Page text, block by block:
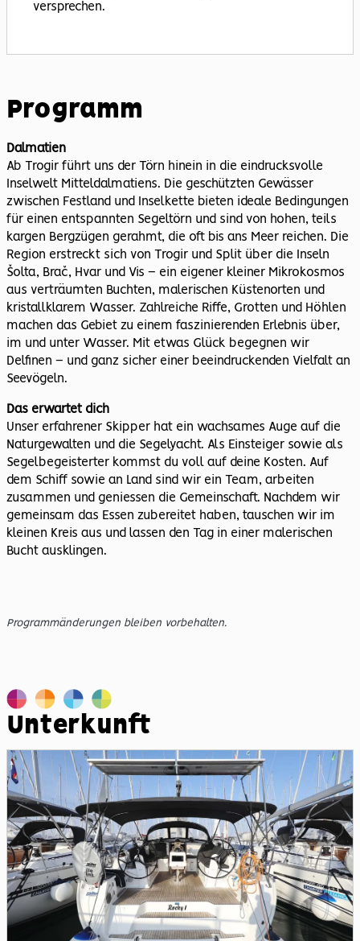
versprechen.
Programm
Dalmatien
Ab Trogir führt uns der Törn hinein in die eindrucksvolle
Inselwelt Mitteldalmatiens. Die geschützten Gewässer
zwischen Festland und Inselkette bieten ideale Bedingungen
für einen entspannten Segeltörn und sind von hohen, teils
kargen Bergzügen gerahmt, die oft bis ans Meer reichen. Die
Region erstreckt sich von Trogir und Split über die Inseln
Šolta, Brač, Hvar und Vis – ein eigener kleiner Mikrokosmos
aus verträumten Buchten, malerischen Küstenorten und
kristallklarem Wasser. Zahlreiche Riffe, Grotten und Höhlen
machen das Gebiet zu einem faszinierenden Erlebnis über,
im und unter Wasser. Mit etwas Glück begegnen wir
Delfinen – und ganz sicher einer beeindruckenden Vielfalt an
Seevögeln.
Das erwartet dich
Unser erfahrener Skipper hat ein wachsames Auge auf die
Naturgewalten und die Segelyacht. Als Einsteiger sowie als
Segelbegeisterter kommst du voll auf deine Kosten. Auf
dem Schiff sowie an Land sind wir ein Team, arbeiten
zusammen und geniessen die Gemeinschaft. Nachdem wir
gemeinsam das Essen zubereitet haben, tauschen wir im
kleinen Kreis aus und lassen den Tag in einer malerischen
Bucht ausklingen.
Programmänderungen bleiben vorbehalten.
Unterkunft